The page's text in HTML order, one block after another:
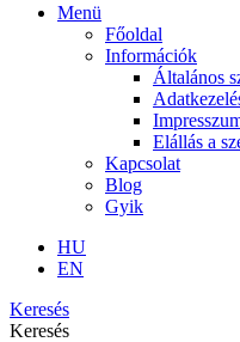
Menü
Főoldal
Információk
Általános
Elállás a
Kapcsolat
Blog
Gyik
HU
EN
Keresés
Keresés